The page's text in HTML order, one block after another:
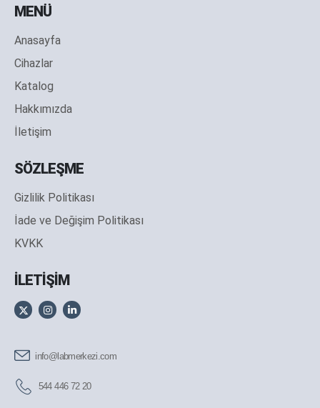
MENÜ
Anasayfa
Cihazlar
Katalog
Hakkımızda
İletişim
SÖZLEŞME
Gizlilik Politikası
İade ve Değişim Politikası
KVKK
İLETİŞİM
info@labmerkezi.com
544 446 72 20